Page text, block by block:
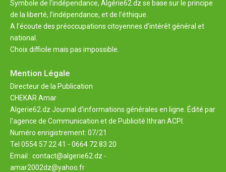
Symbole de l'indépendance, Algérie62.dz se base sur le principe
de la liberté, l’indépendance, et de l’éthique.
A l’écoute des préoccupations citoyennes d’intérêt général et
national.
Choix difficile mais pas impossible.
Mention Légale
Directeur de la Publication
CHEKAR Amar
Algerie62.dz Journal d'informations générales en ligne. Édité par
l'agence de Communication et de Publicité Ithran ACPI.
Numéro enrigistrement: 07/21
Tel 0554 57 22 41 - 0664 72 83 20
Email : contact@algerie62.dz -
amar2002dz@yahoo.fr